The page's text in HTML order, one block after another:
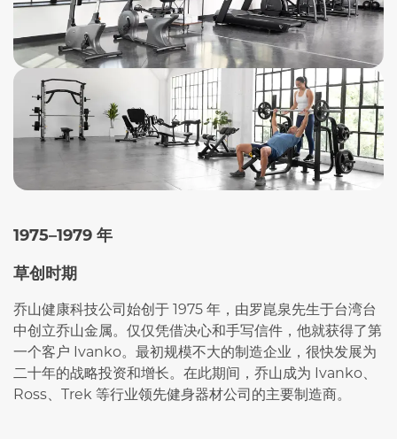
1975–1979 年
草创时期
乔山健康科技公司始创于 1975 年，由罗崑泉先生于台湾台
中创立乔山金属。仅仅凭借决心和手写信件，他就获得了第
一个客户 Ivanko。最初规模不大的制造企业，很快发展为
二十年的战略投资和增长。在此期间，乔山成为 Ivanko、
Ross、Trek 等行业领先健身器材公司的主要制造商。